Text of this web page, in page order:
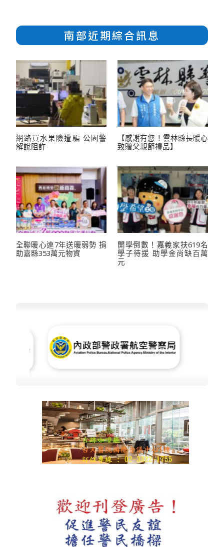
南部近期綜合訊息
網路買水果險遭騙 公園警
解說阻詐
【感謝有您！雲林縣長暖心
致贈父親節禮品】
全聯暖心連7年送暖弱勢 捐
助嘉縣353萬元物資
開學倒數！嘉義家扶619名
學子待援 助學金尚缺百萬
元